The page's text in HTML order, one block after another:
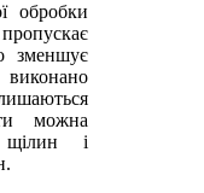
обробки
зменшує
виконано
можна
щілин і